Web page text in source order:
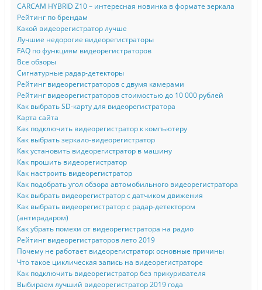
CARCAM HYBRID Z10 – интересная новинка в формате зеркала
Рейтинг по брендам
Какой видеорегистратор лучше
Лучшие недорогие видеорегистраторы
FAQ по функциям видеорегистраторов
Все обзоры
Сигнатурные радар-детекторы
Рейтинг видеорегистраторов с двумя камерами
Рейтинг видеорегистраторов стоимостью до 10 000 рублей
Как выбрать SD-карту для видеорегистратора
Карта сайта
Как подключить видеорегистратор к компьютеру
Как выбрать зеркало-видеорегистратор
Как установить видеорегистратор в машину
Как прошить видеорегистратор
Как настроить видеорегистратор
Как подобрать угол обзора автомобильного видеорегистратора
Как выбрать видеорегистратор с датчиком движения
Как выбрать видеорегистратор с радар-детектором
(антирадаром)
Как убрать помехи от видеорегистратора на радио
Рейтинг видеорегистраторов лето 2019
Почему не работает видеорегистратор: основные причины
Что такое циклическая запись на видеорегистраторе
Как подключить видеорегистратор без прикуривателя
Выбираем лучший видеорегистратор 2019 года